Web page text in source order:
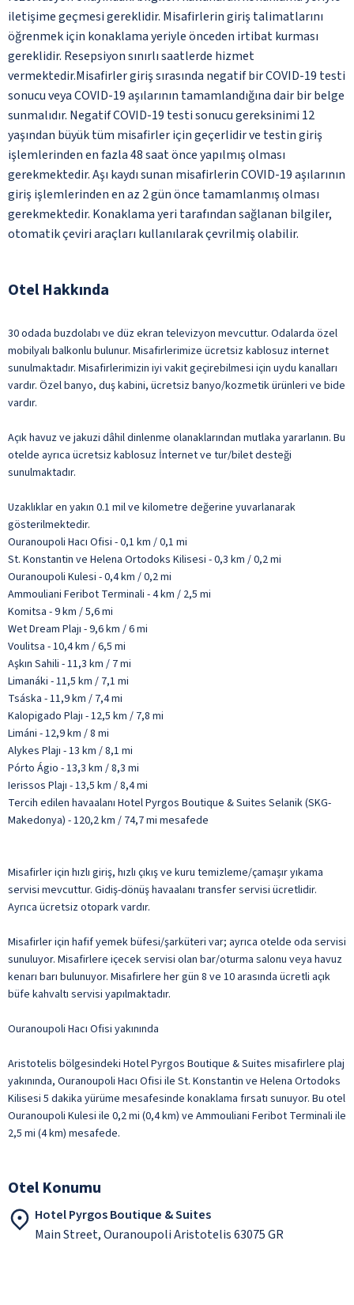
iletişime geçmesi gereklidir. Misafirlerin giriş talimatlarını
öğrenmek için konaklama yeriyle önceden irtibat kurması
gereklidir. Resepsiyon sınırlı saatlerde hizmet
vermektedir.Misafirler giriş sırasında negatif bir COVID-19 testi
sonucu veya COVID-19 aşılarının tamamlandığına dair bir belge
sunmalıdır. Negatif COVID-19 testi sonucu gereksinimi 12
yaşından büyük tüm misafirler için geçerlidir ve testin giriş
işlemlerinden en fazla 48 saat önce yapılmış olması
gerekmektedir. Aşı kaydı sunan misafirlerin COVID-19 aşılarının
giriş işlemlerinden en az 2 gün önce tamamlanmış olması
gerekmektedir. Konaklama yeri tarafından sağlanan bilgiler,
otomatik çeviri araçları kullanılarak çevrilmiş olabilir.
Otel Hakkında
30 odada buzdolabı ve düz ekran televizyon mevcuttur. Odalarda özel
mobilyalı balkonlu bulunur. Misafirlerimize ücretsiz kablosuz internet
sunulmaktadır. Misafirlerimizin iyi vakit geçirebilmesi için uydu kanalları
vardır. Özel banyo, duş kabini, ücretsiz banyo/kozmetik ürünleri ve bide
vardır.
Açık havuz ve jakuzi dâhil dinlenme olanaklarından mutlaka yararlanın. Bu
otelde ayrıca ücretsiz kablosuz İnternet ve tur/bilet desteği
sunulmaktadır.
Uzaklıklar en yakın 0.1 mil ve kilometre değerine yuvarlanarak
gösterilmektedir.
Ouranoupoli Hacı Ofisi - 0,1 km / 0,1 mi
St. Konstantin ve Helena Ortodoks Kilisesi - 0,3 km / 0,2 mi
Ouranoupoli Kulesi - 0,4 km / 0,2 mi
Ammouliani Feribot Terminali - 4 km / 2,5 mi
Komitsa - 9 km / 5,6 mi
Wet Dream Plajı - 9,6 km / 6 mi
Voulitsa - 10,4 km / 6,5 mi
Aşkın Sahili - 11,3 km / 7 mi
Limanáki - 11,5 km / 7,1 mi
Tsáska - 11,9 km / 7,4 mi
Kalopigado Plajı - 12,5 km / 7,8 mi
Limáni - 12,9 km / 8 mi
Alykes Plajı - 13 km / 8,1 mi
Pórto Ágio - 13,3 km / 8,3 mi
Ierissos Plajı - 13,5 km / 8,4 mi
Tercih edilen havaalanı Hotel Pyrgos Boutique & Suites Selanik (SKG-
Makedonya) - 120,2 km / 74,7 mi mesafede
Misafirler için hızlı giriş, hızlı çıkış ve kuru temizleme/çamaşır yıkama
servisi mevcuttur. Gidiş-dönüş havaalanı transfer servisi ücretlidir.
Ayrıca ücretsiz otopark vardır.
Misafirler için hafif yemek büfesi/şarküteri var; ayrıca otelde oda servisi
sunuluyor. Misafirlere içecek servisi olan bar/oturma salonu veya havuz
kenarı barı bulunuyor. Misafirlere her gün 8 ve 10 arasında ücretli açık
büfe kahvaltı servisi yapılmaktadır.
Ouranoupoli Hacı Ofisi yakınında
Aristotelis bölgesindeki Hotel Pyrgos Boutique & Suites misafirlere plaj
yakınında, Ouranoupoli Hacı Ofisi ile St. Konstantin ve Helena Ortodoks
Kilisesi 5 dakika yürüme mesafesinde konaklama fırsatı sunuyor. Bu otel
Ouranoupoli Kulesi ile 0,2 mi (0,4 km) ve Ammouliani Feribot Terminali ile
2,5 mi (4 km) mesafede.
Otel Konumu
Hotel Pyrgos Boutique & Suites
Main Street, Ouranoupoli Aristotelis 63075 GR